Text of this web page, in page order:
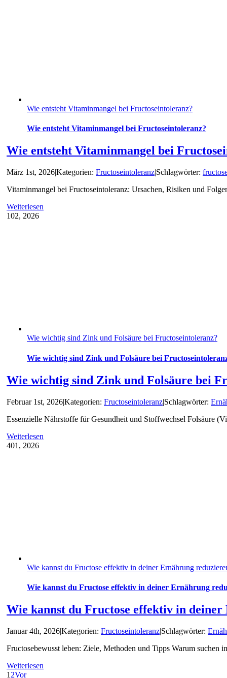
Wie entsteht Vitaminmangel bei Fructoseintoleranz?
Wie entsteht Vitaminmangel bei Fructoseintoleranz?
Wie entsteht Vitaminmangel bei
März 1st, 2026|Kategorien: Fructoseintoleranz|Schlagwörter:
Vitaminmangel bei Fructoseintoleranz: Ursachen, Risiken und
Weiterlesen
102, 2026
Wie wichtig sind Zink und Folsäure bei Fructoseintoleranz?
Wie wichtig sind Zink und Folsäure bei
Wie wichtig sind Zink und Folsäure bei
Februar 1st, 2026|Kategorien: Fructoseintoleranz|Schlagwörter:
Essenzielle Nährstoffe für Gesundheit und Stoffwechsel Folsäure
Weiterlesen
401, 2026
Wie kannst du Fructose effektiv in deiner Ernährung
Wie kannst du Fructose effektiv in deiner Ernährung
Wie kannst du Fructose effektiv in
Januar 4th, 2026|Kategorien: Fructoseintoleranz|Schlagwörter:
Fructosebewusst leben: Ziele, Methoden und Tipps Warum
Weiterlesen
1 2Vor